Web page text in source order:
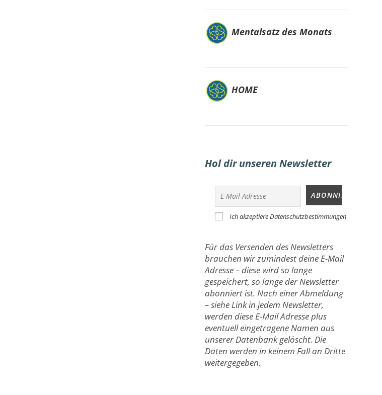
Mentalsatz des Monats
HOME
Hol dir unseren Newsletter
Ich akzeptiere Datenschutzbestimmungen
Für das Versenden des Newsletters
brauchen wir zumindest deine E-Mail
Adresse – diese wird so lange
gespeichert, so lange der Newsletter
abonniert ist. Nach einer Abmeldung
– siehe Link in jedem Newsletter,
werden diese E-Mail Adresse plus
eventuell eingetragene Namen aus
unserer Datenbank gelöscht. Die
Daten werden in keinem Fall an Dritte
weitergegeben.